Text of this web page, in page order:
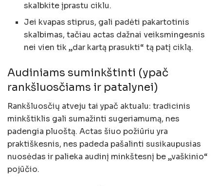
skalbkite įprastu ciklu.
Jei kvapas stiprus, gali padėti pakartotinis
skalbimas, tačiau actas dažnai veiksmingesnis
nei vien tik „dar kartą prasukti“ tą patį ciklą.
Audiniams suminkštinti (ypač
rankšluosčiams ir patalynei)
Rankšluosčių atveju tai ypač aktualu: tradicinis
minkštiklis gali sumažinti sugeriamumą, nes
padengia pluoštą. Actas šiuo požiūriu yra
praktiškesnis, nes padeda pašalinti susikaupusias
nuosėdas ir palieka audinį minkštesnį be „vaškinio“
pojūčio.